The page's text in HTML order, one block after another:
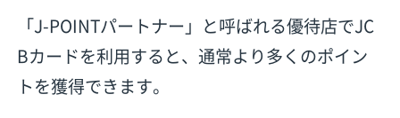
「J-POINTパートナー」と呼ばれる優待店でJC
Bカードを利用すると、通常より多くのポイン
トを獲得できます。